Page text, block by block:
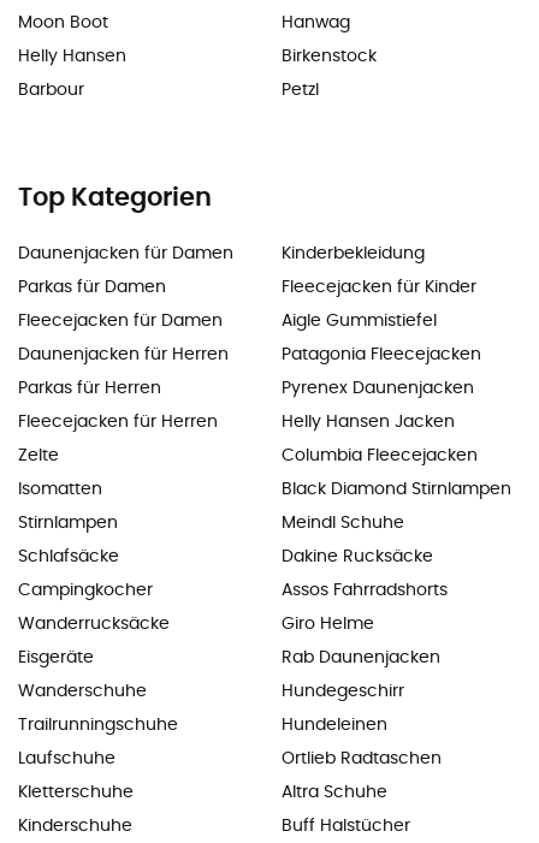
Moon Boot
Helly Hansen
Barbour
Hanwag
Birkenstock
Petzl
Top Kategorien
Daunenjacken für Damen
Parkas für Damen
Fleecejacken für Damen
Daunenjacken für Herren
Parkas für Herren
Fleecejacken für Herren
Zelte
Isomatten
Stirnlampen
Schlafsäcke
Campingkocher
Wanderrucksäcke
Eisgeräte
Wanderschuhe
Trailrunningschuhe
Laufschuhe
Kletterschuhe
Kinderschuhe
Kinderbekleidung
Fleecejacken für Kinder
Aigle Gummistiefel
Patagonia Fleecejacken
Pyrenex Daunenjacken
Helly Hansen Jacken
Columbia Fleecejacken
Black Diamond Stirnlampen
Meindl Schuhe
Dakine Rucksäcke
Assos Fahrradshorts
Giro Helme
Rab Daunenjacken
Hundegeschirr
Hundeleinen
Ortlieb Radtaschen
Altra Schuhe
Buff Halstücher